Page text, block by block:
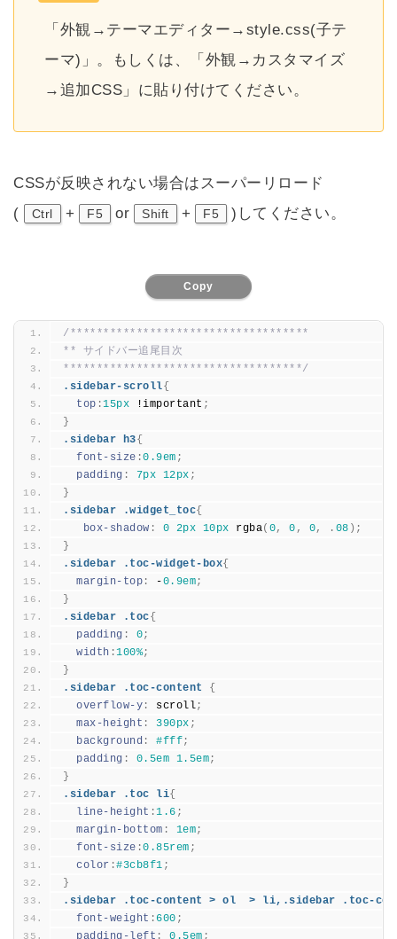
「外観→テーマエディター→style.css(子テ
ーマ)」。もしくは、「外観→カスタマイズ
→追加CSS」に貼り付けてください。
CSSが反映されない場合はスーパーリロード
(
Ctrl + F5 or Shift + F5 )してください。
Copy
/************************************
** サイドバー追尾目次
************************************/
.sidebar-scroll{
top :15px !important ;
}
.sidebar h3{
font-size :0.9em ;
padding : 7px 12px ;
}
.sidebar .widget_toc{
box-shadow : 0 2px 10px rgba( 0, 0 , 0, . 08 ) ;
}
.sidebar .toc-widget-box{
margin-top : -0. 9em;
}
.sidebar .toc{
padding : 0;
width :100%;
}
.sidebar .toc-content {
overflow-y : scroll;
max-height : 390px ;
background : #fff;
padding : 0. 5em 1. 5em;
}
.sidebar .toc li{
line-height :1. 6 ;
margin-bottom : 1em;
font-size :0.85rem ;
color :#3cb8f1 ;
}
.sidebar .toc-content > ol  > li,.sidebar .toc-
font-weight : 600 ;
padding-left : 0. 5em ;